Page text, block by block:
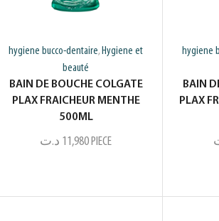
hygiene bucco-dentaire,Hygiene et
beauté
BAIN DE BOUCHE COLGATE
PLAX FRAICHEUR MENTHE
500ML
11,980 د.ت PIECE
hygiene
BAIN
PLAX